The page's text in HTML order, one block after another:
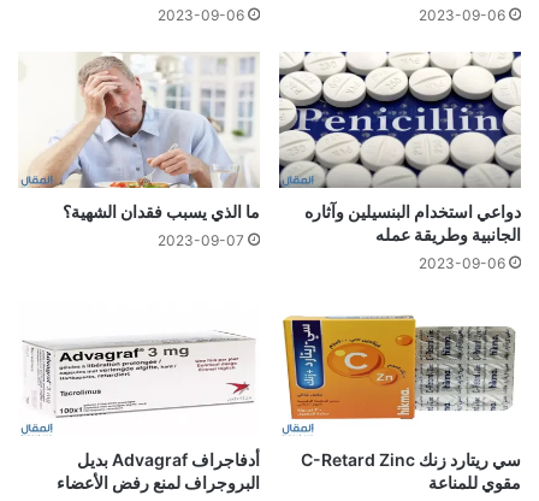
2023-09-06
2023-09-06
دواعي استخدام البنسيلين وآثاره
الجانبية وطريقة عمله
2023-09-06
ما الذي يسبب فقدان الشهية؟
2023-09-07
سي ريتارد زنك C-Retard Zinc
مقوي للمناعة
أدفاجراف Advagraf بديل
البروجراف لمنع رفض الأعضاء